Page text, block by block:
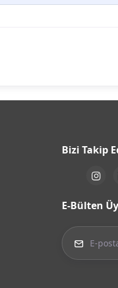
Bizi Takip
E-Bülten